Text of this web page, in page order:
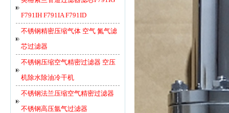
F791IH F791IA F791ID
不锈钢精密压缩气体 空气 氮气滤
芯过滤器
不锈钢压缩空气精密过滤器 空压
机除水除油冷干机
不锈钢法兰压缩空气精密过滤器
不锈钢高压氩气过滤器